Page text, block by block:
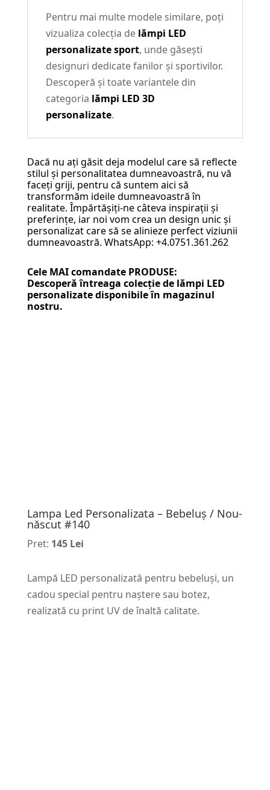
Pentru mai multe modele similare, poți
vizualiza colecția de lămpi LED
personalizate sport, unde găsești
designuri dedicate fanilor și sportivilor.
Descoperă și toate variantele din
categoria lămpi LED 3D
personalizate.
Dacă nu ați găsit deja modelul care să reflecte
stilul și personalitatea dumneavoastră, nu vă
faceți griji, pentru că suntem aici să
transformăm ideile dumneavoastră în
realitate. Împărtășiți-ne câteva inspirații și
preferințe, iar noi vom crea un design unic și
personalizat care să se alinieze perfect viziunii
dumneavoastră. WhatsApp: +4.0751.361.262
Cele MAI comandate PRODUSE:
Descoperă întreaga colecție de lămpi LED
personalizatedisponibile în magazinul
nostru.
Lampa Led Personalizata – Bebeluș / Nou-
născut #140
Pret: 145 Lei
Lampă LED personalizată pentru bebeluși, un
cadou special pentru naștere sau botez,
realizată cu print UV de înaltă calitate.